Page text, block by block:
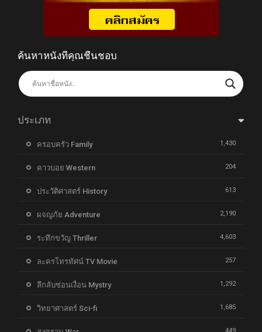
ค้นหาหนังที่คุณชื่นชอบ
ประเภท
ครอบครัว Family 1,430
คาวบอย Western 204
ประวัติศาสตร์ History 613
ผจญภัย Adventure 2,190
ระทึกขวัญ Thriller 4,603
ละครโทรทัศน์ TV Movie 257
ลึกลับซ่อนเงื่อน Mystry 1,292
วิทยาศาสตร์ Sci-fi 1,685
449